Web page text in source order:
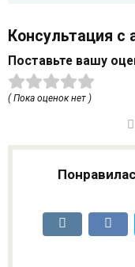
Консультация
Поставьте вашу
( Пока оценок нет )